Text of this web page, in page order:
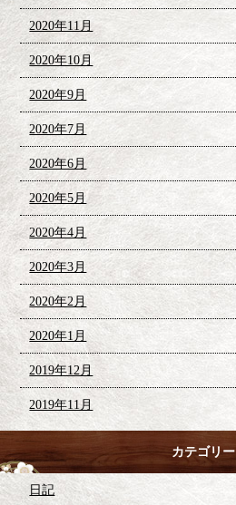
2020年11月
2020年10月
2020年9月
2020年7月
2020年6月
2020年5月
2020年4月
2020年3月
2020年2月
2020年1月
2019年12月
2019年11月
カテゴリー
日記